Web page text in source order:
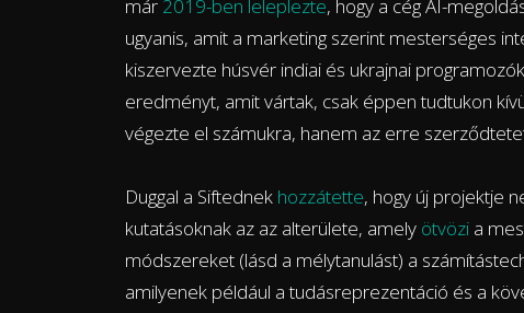
már 2019-ben leleplezte, hogy a cég AI-
ugyanis, amit a marketing szerint mesterséges
kiszervezte húsvér indiai és ukrajnai
eredményt, amit vártak, csak éppen tudtukon
végezte el számukra, hanem az erre
Duggal a Siftednek hozzátette, hogy új projektje
kutatásoknak az az alterülete, amely ötvözi a
módszereket (lásd a mélytanulást) a
amilyenek például a tudásreprezentáció és a